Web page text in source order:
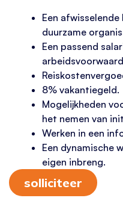
Een
duurzame
Een passend
8% vakantiegeld.
Mogelijkheden
het nemen van
Werken in een
Een dynamische
eigen inbreng.
solliciteer